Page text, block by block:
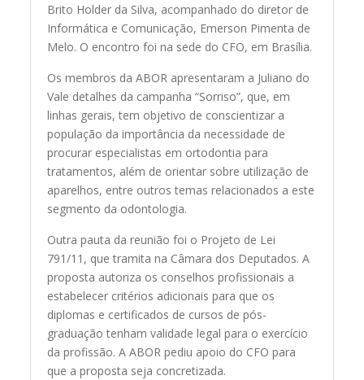
Brito Holder da Silva, acompanhado do diretor de
Informática e Comunicação, Emerson Pimenta de
Melo. O encontro foi na sede do CFO, em Brasília.
Os membros da ABOR apresentaram a Juliano do
Vale detalhes da campanha “Sorriso”, que, em
linhas gerais, tem objetivo de conscientizar a
população da importância da necessidade de
procurar especialistas em ortodontia para
tratamentos, além de orientar sobre utilização de
aparelhos, entre outros temas relacionados a este
segmento da odontologia.
Outra pauta da reunião foi o Projeto de Lei
791/11, que tramita na Câmara dos Deputados. A
proposta autoriza os conselhos profissionais a
estabelecer critérios adicionais para que os
diplomas e certificados de cursos de pós-
graduação tenham validade legal para o exercício
da profissão. A ABOR pediu apoio do CFO para
que a proposta seja concretizada.